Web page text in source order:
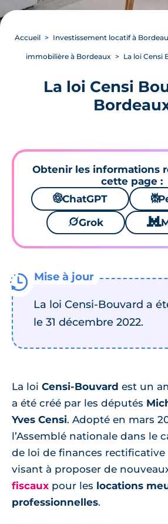
Accueil Investissement locatif à
immobilière à Bordeaux La loi Censi
La loi Censi
Obtenir les informations
cette page :
🌌ChatGPT ⚙
🪐Grok 🐱
La loi Censi-Bouvard a
le 31 décembre 2022.
La loi Censi-Bouvard est un
a été créé par les députés
Yves Censi. Adopté en mars
l’Assemblé nationale dans le
de loi de finances rectificative
visant à proposer de
fiscaux pour les locations
professionnelles.